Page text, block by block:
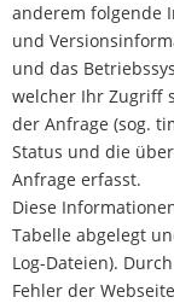
anderem folgende
und
und das
welcher Ihr Zugriff
der Anfrage (sog.
Status und die
Anfrage erfasst.
Diese
Tabelle abgelegt
Log-Dateien).
Fehler der